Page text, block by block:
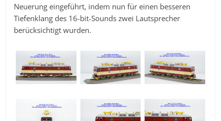
Neuerung eingeführt, indem nun für einen besseren
Tiefenklang des 16-bit-Sounds zwei Lautsprecher
berücksichtigt wurden.